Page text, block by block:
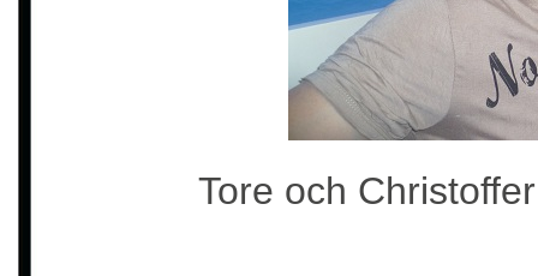
Tore och